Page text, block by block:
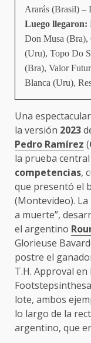
Ararás (Brasil) –
Luego llegaron:
Don Musa (Bra),
(Uru), Topo Do
(Bra), Valor
Blanca (Uru),
Una
la versión 2023
Pedro Ramírez (
la prueba
competencias,
que presentó el
(Montevideo).
a muerte”,
el argentino
Glorieuse
postre el
T.H. Approval
lote, ambos
lo largo de la
argentino, que